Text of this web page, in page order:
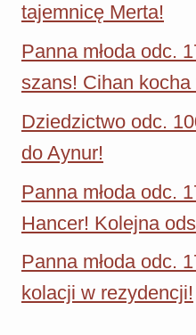
tajemnicę Merta!
Panna młoda odc.
szans! Cihan
Dziedzictwo odc.
do Aynur!
Panna młoda odc.
Hancer! Kolejna
Panna młoda odc.
kolacji w rezydencji!